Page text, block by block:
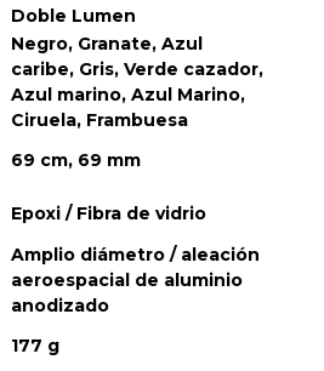
Doble Lumen
Negro, Granate, Azul
caribe, Gris, Verde cazador,
Azul marino, Azul Marino,
Ciruela, Frambuesa
69 cm, 69 mm
Epoxi / Fibra de vidrio
Amplio diámetro / aleación
aeroespacial de aluminio
anodizado
177 g